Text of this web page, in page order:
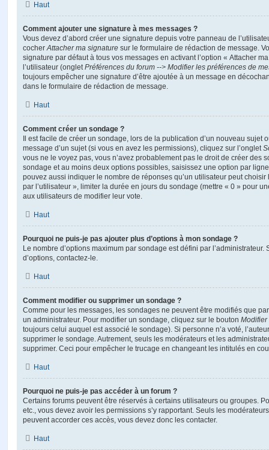
Haut
Comment ajouter une signature à mes messages ?
Vous devez d’abord créer une signature depuis votre panneau de
cocherAttacher ma signature sur le formulaire de rédaction de message.
signature par défaut à tous vos messages en activant l’option « Attacher
l’utilisateur (ongletPréférences du forum --> Modifier les préférences de
toujours empêcher une signature d’être ajoutée à un message en
dans le formulaire de rédaction de message.
Haut
Comment créer un sondage ?
Il est facile de créer un sondage, lors de la publication d’un nouveau sujet
message d’un sujet (si vous en avez les permissions), cliquez sur l’onglet
vous ne le voyez pas, vous n’avez probablement pas le droit de créer des
sondage et au moins deux options possibles, saisissez une option par
pouvez aussi indiquer le nombre de réponses qu’un utilisateur peut
par l’utilisateur », limiter la durée en jours du sondage (mettre « 0 » pour
aux utilisateurs de modifier leur vote.
Haut
Pourquoi ne puis-je pas ajouter plus d’options à mon sondage ?
Le nombre d’options maximum par sondage est défini par
d’options, contactez-le.
Haut
Comment modifier ou supprimer un sondage ?
Comme pour les messages, les sondages ne peuvent être modifiés que
un administrateur. Pour modifier un sondage, cliquez sur le bouton Modifier
toujours celui auquel est associé le sondage). Si personne n’a voté,
supprimer le sondage. Autrement, seuls les modérateurs et les
supprimer. Ceci pour empêcher le trucage en changeant les intitulés en
Haut
Pourquoi ne puis-je pas accéder à un forum ?
Certains forums peuvent être réservés à certains utilisateurs ou groupes.
etc., vous devez avoir les permissions s’y rapportant. Seuls les
peuvent accorder ces accès, vous devez donc les contacter.
Haut